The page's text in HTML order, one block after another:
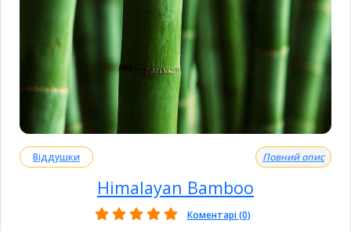
Віддушки Повний опис
Himalayan Bamboo
Коментарі (0)